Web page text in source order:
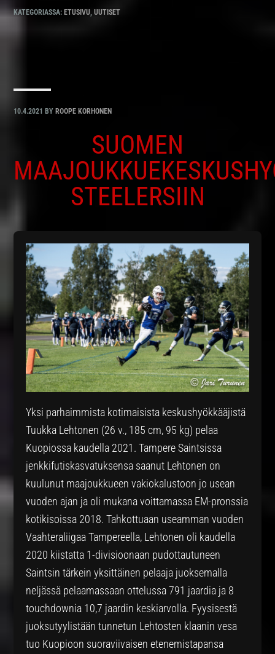
KATEGORIASSA:ETUSIVU ,UUTISET
10.4.2021 BYROOPE KORHONEN
SUOMEN
STEELERSIIN
Yksi parhaimmista kotimaisista keskushyökkääjistä
Tuukka Lehtonen (26 v., 185 cm, 95 kg) pelaa
Kuopiossa kaudella 2021. Tampere Saintsissa
jenkkifutiskasvatuksensa saanut Lehtonen on
kuulunut maajoukkueen vakiokalustoon jo usean
vuoden ajan ja oli mukana voittamassa EM-pronssia
kotikisoissa 2018. Tahkottuaan useamman vuoden
Vaahteraliigaa Tampereella, Lehtonen oli kaudella
2020 kiistatta 1-divisioonaan pudottautuneen
Saintsin tärkein yksittäinen pelaaja juoksemalla
neljässä pelaamassaan ottelussa 791 jaardia ja 8
touchdownia 10,7 jaardin keskiarvolla. Fyysisestä
juoksutyylistään tunnetun Lehtosten klaanin vesa
tuo Kuopioon suoraviivaisen etenemistapansa